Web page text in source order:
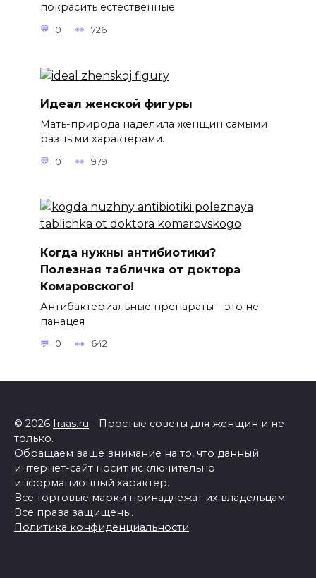
покрасить естественные
0 726
Идеал женской фигуры
Мать-природа наделила женщин самыми
разными характерами.
0 979
Когда нужны антибиотики?
Полезная табличка от доктора
Комаровского!
Антибактериальные препараты – это не
панацея
0 642
© 2026 Iraas.ru - Простые советы для женщин и не
только.
Обращаем ваше внимание на то, что данный
интернет-сайт носит исключительно
информационный характер.
Все торговые марки принадлежат их владельцам.
Все права защищены.
Политика конфиденциальности